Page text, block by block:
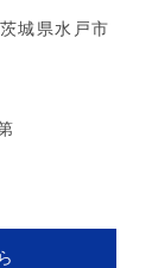
城県水戸市